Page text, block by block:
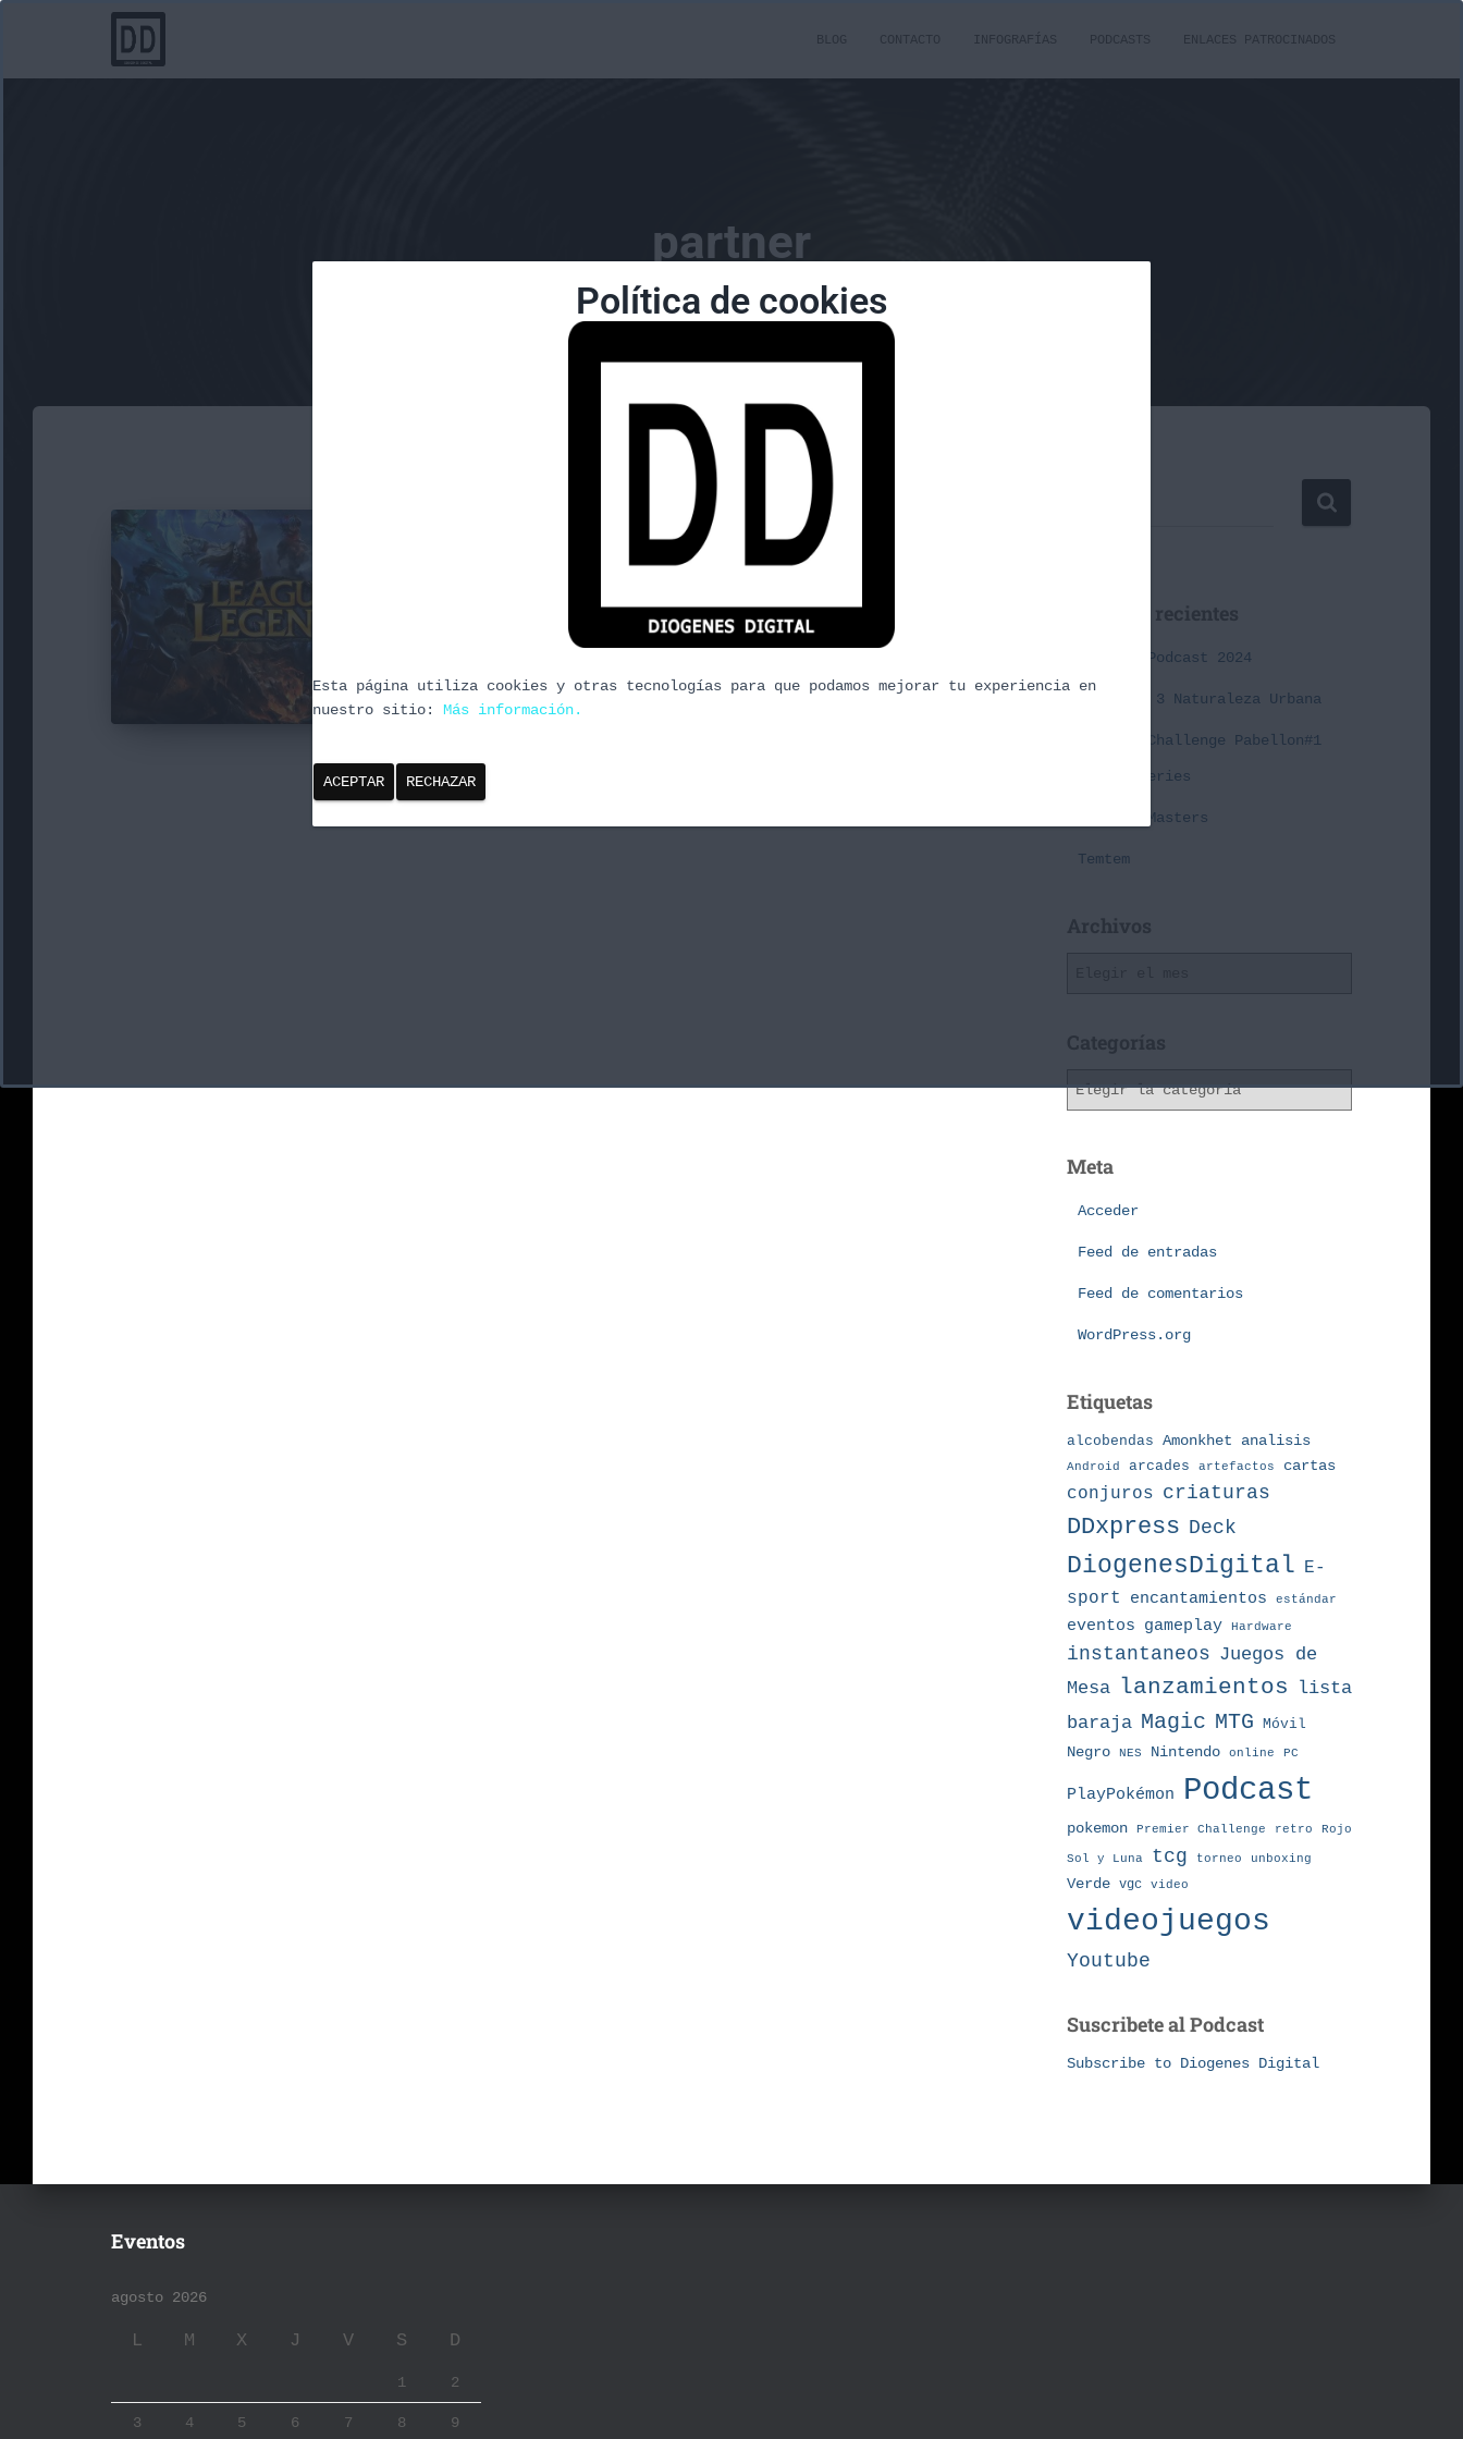
BLOG CONTACTO INFOGRAFÍAS PODCASTS ENLACES PATROCINADOS
partner
De League of Legends y cerveza
Opinión sobre el acuerdo de patrocinio entre Riot
Games y la cervecera para la región norteamericana.
Entradas recientes
Cañas y Podcast 2024
Episodio 3 Naturaleza Urbana
Premier Challenge Pabellon#1
Spring Series
Pokémon Masters
Temtem
Archivos
Categorías
Meta
Acceder
Feed de entradas
Feed de comentarios
WordPress.org
Etiquetas
alcobendas Amonkhet analisis
Android arcades artefactos cartas
conjuros criaturas
DDxpress Deck
DiogenesDigital E-
sport
encantamientos estándar
eventos gameplay Hardware
instantaneos Juegos de
Mesa
lanzamientos
lista
baraja Magic MTG Móvil
Negro
NES Nintendo online PC
PlayPokémon Podcast
pokemon Premier Challenge retro Rojo
Sol y Luna tcg torneo unboxing
Verde vgc video
videojuegos
Youtube
Suscribete al Podcast
Subscribe to Diogenes Digital
Eventos
agosto 2026
L M X J V S D
1 2
3 4 5 6 7 8 9
Política de cookies
Esta página utiliza cookies y otras tecnologías para que podamos mejorar tu experiencia en
nuestro sitio: Más información.
ACEPTAR RECHAZAR